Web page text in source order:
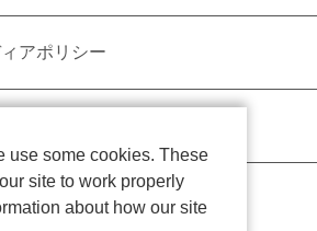
アポリシー
use some cookies. These
site to work properly
about how our site